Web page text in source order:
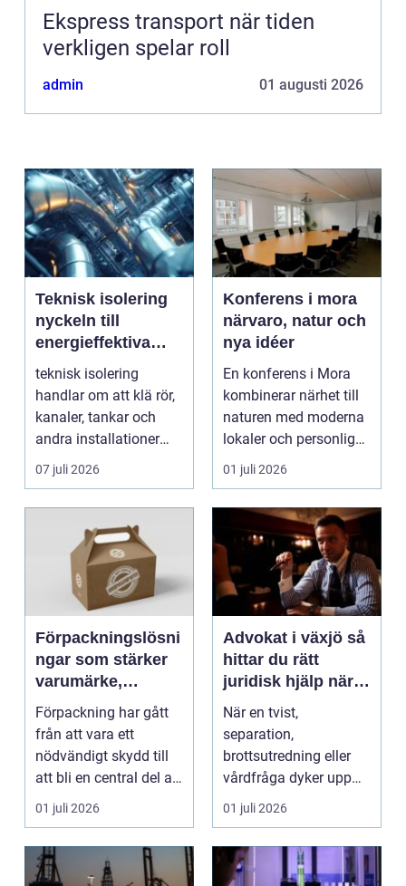
Ekspress transport när tiden
verkligen spelar roll
admin 01 augusti 2026
Teknisk isolering
nyckeln till
energieffektiva
och driftsäkra
anläggningar
teknisk isolering
handlar om att klä rör,
kanaler, tankar och
andra installationer
med isolermateria...
07 juli 2026
Konferens i mora
närvaro, natur och
nya idéer
En konferens i Mora
kombinerar närhet till
naturen med moderna
lokaler och personlig
service. För må...
01 juli 2026
Förpackningslösni
ngar som stärker
varumärke,
hållbarhet och
lönsamhet
Förpackning har gått
från att vara ett
nödvändigt skydd till
att bli en central del av
varumärket, k...
01 juli 2026
Advokat i växjö så
hittar du rätt
juridisk hjälp när
livet förändras
När en tvist,
separation,
brottsutredning eller
vårdfråga dyker upp
hamnar många i en
situation de a...
01 juli 2026